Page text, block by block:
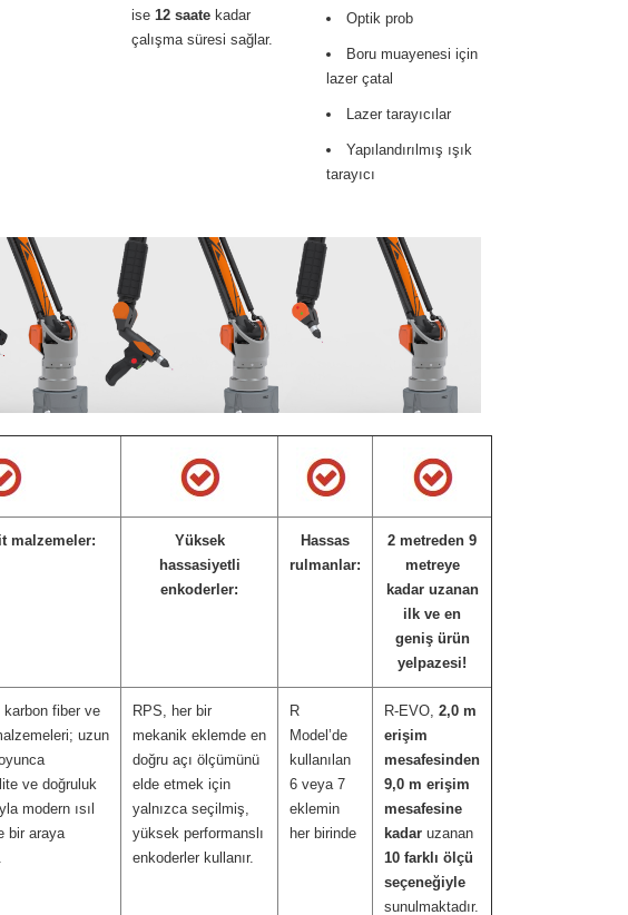
ise 12 saate kadar
çalışma süresi sağlar.
Optik prob
Boru muayenesi için
lazer çatal
Lazer tarayıcılar
Yapılandırılmış ışık
tarayıcı
malzemeler:
Yüksek
hassasiyetli
enkoderler:
Hassas
rulmanlar:
2 metreden 9
metreye
kadar uzanan
ilk ve en
geniş ürün
yelpazesi!
karbon fiber ve
uzun
ve doğruluk
modern ısıl
bir araya
RPS, her bir
mekanik eklemde en
doğru açı ölçümünü
elde etmek için
yalnızca seçilmiş,
yüksek performanslı
enkoderler kullanır.
R
Model’de
kullanılan
6 veya 7
eklemin
her birinde
R-EVO, 2,0 m
erişim
mesafesinden
9,0 m erişim
mesafesine
kadar uzanan
10 farklı ölçü
seçeneğiyle
sunulmaktadır.